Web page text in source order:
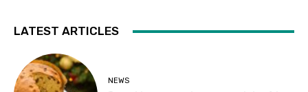
LATEST ARTICLES
NEWS